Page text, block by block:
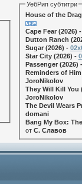
УебРип субтитри
House of the
Cape Fear (2026)
Dutton Ranch
Sugar (2026) -
Star City (2026) -
Passenger (2026)
Reminders of
JoroNikolov
They Will Kill You
JoroNikolov
The Devil Wears
domani
Bang My Box:
от С. Славов